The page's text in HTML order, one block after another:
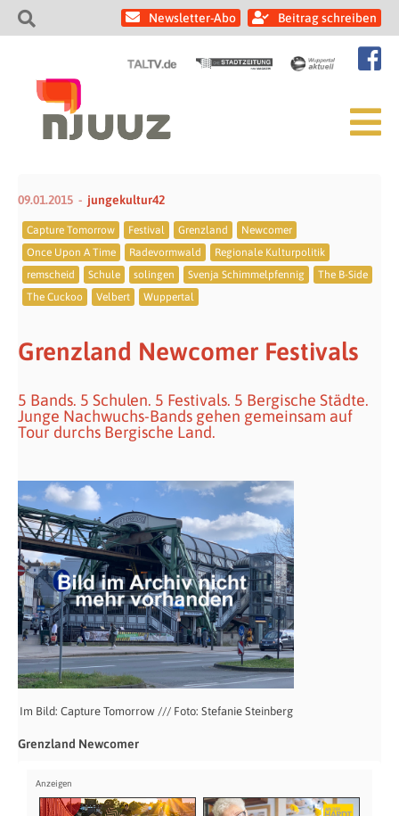
Newsletter-Abo Beitrag schreiben
09.01.2015 jungekultur42
Capture Tomorrow Festival Grenzland
Newcomer
Once Upon A Time
Radevormwald
Regionale Kulturpolitik
remscheid
Schule solingen Svenja Schimmelpfennig
The B-Side
The Cuckoo
Velbert Wuppertal
Grenzland Newcomer Festivals
5 Bands. 5 Schulen. 5 Festivals. 5 Bergische Städte.
Junge Nachwuchs-Bands gehen gemeinsam auf
Tour durchs Bergische Land.
Im Bild: Capture Tomorrow /// Foto: Stefanie Steinberg
Grenzland Newcomer